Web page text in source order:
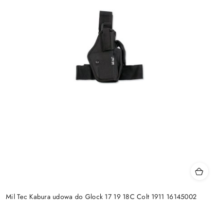
Mil Tec Kabura udowa do Glock 17 19 18C Colt 1911 16145002